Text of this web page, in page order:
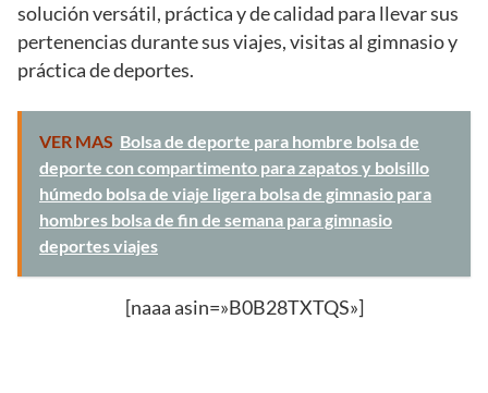
solución versátil, práctica y de calidad para llevar sus
pertenencias durante sus viajes, visitas al gimnasio y
práctica de deportes.
VER MAS Bolsa de deporte para hombre bolsa de
deporte con compartimento para zapatos y bolsillo
húmedo bolsa de viaje ligera bolsa de gimnasio para
hombres bolsa de fin de semana para gimnasio
deportes viajes
[naaa asin=»B0B28TXTQS»]